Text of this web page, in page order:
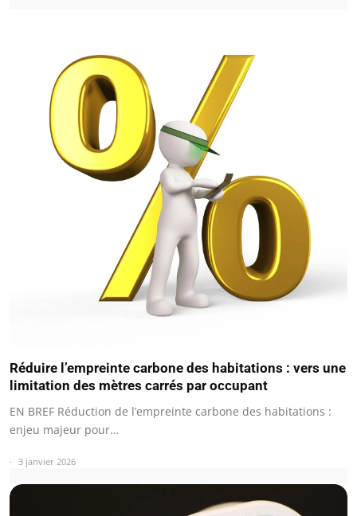
Réduire l’empreinte carbone des habitations : vers une
limitation des mètres carrés par occupant
EN BREF Réduction de l’empreinte carbone des habitations :
enjeu majeur pour…
3 janvier 2026